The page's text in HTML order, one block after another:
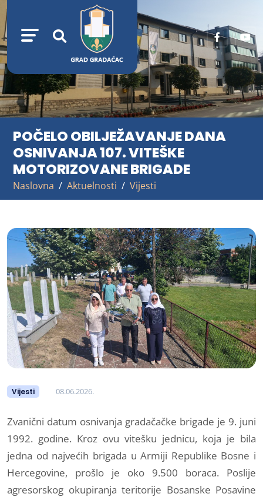
POČELO OBILJEŽAVANJE DANA
OSNIVANJA 107. VITEŠKE
MOTORIZOVANE BRIGADE
Naslovna Aktuelnosti Vijesti
Vijesti 08.06.2026.
Zvanični datum osnivanja gradačačke brigade je 9. juni
1992. godine. Kroz ovu vitešku jednicu, koja je bila
jedna od najvećih brigada u Armiji Republike Bosne i
Hercegovine, prošlo je oko 9.500 boraca. Poslije
agresorskog okupiranja teritorije Bosanske Posavine